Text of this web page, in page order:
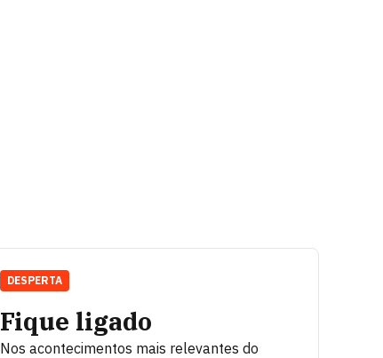
Fique ligado
Nos acontecimentos mais relevantes do
DESPERTA